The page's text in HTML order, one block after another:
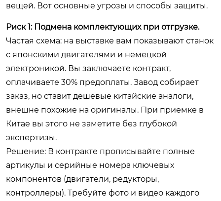
вещей. Вот основные угрозы и способы защиты.
Риск 1: Подмена комплектующих при отгрузке.
Частая схема: на выставке вам показывают станок
с японскими двигателями и немецкой
электроникой. Вы заключаете контракт,
оплачиваете 30% предоплаты. Завод собирает
заказ, но ставит дешевые китайские аналоги,
внешне похожие на оригиналы. При приемке в
Китае вы этого не заметите без глубокой
экспертизы.
Решение: В контракте прописывайте полные
артикулы и серийные номера ключевых
компонентов (двигатели, редукторы,
контроллеры). Требуйте фото и видео каждого